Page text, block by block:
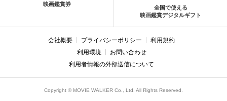
映画鑑賞券
全国で使える
映画鑑賞デジタルギフト
会社概要 プライバシーポリシー
利用規約
利用環境
お問い合わせ
利用者情報の外部送信について
Copyright © MOVIE WALKER Co., Ltd. All Rights Reserved.